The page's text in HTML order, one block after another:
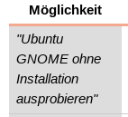
Möglichkeit
"Ubuntu
GNOME ohne
Installation
ausprobieren"